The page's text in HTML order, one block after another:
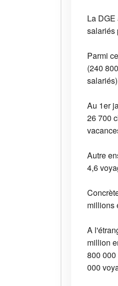
La
salariés
Parmi
(240
Au 1er
26 700
Autre
4,6
millions
A
million
800
000